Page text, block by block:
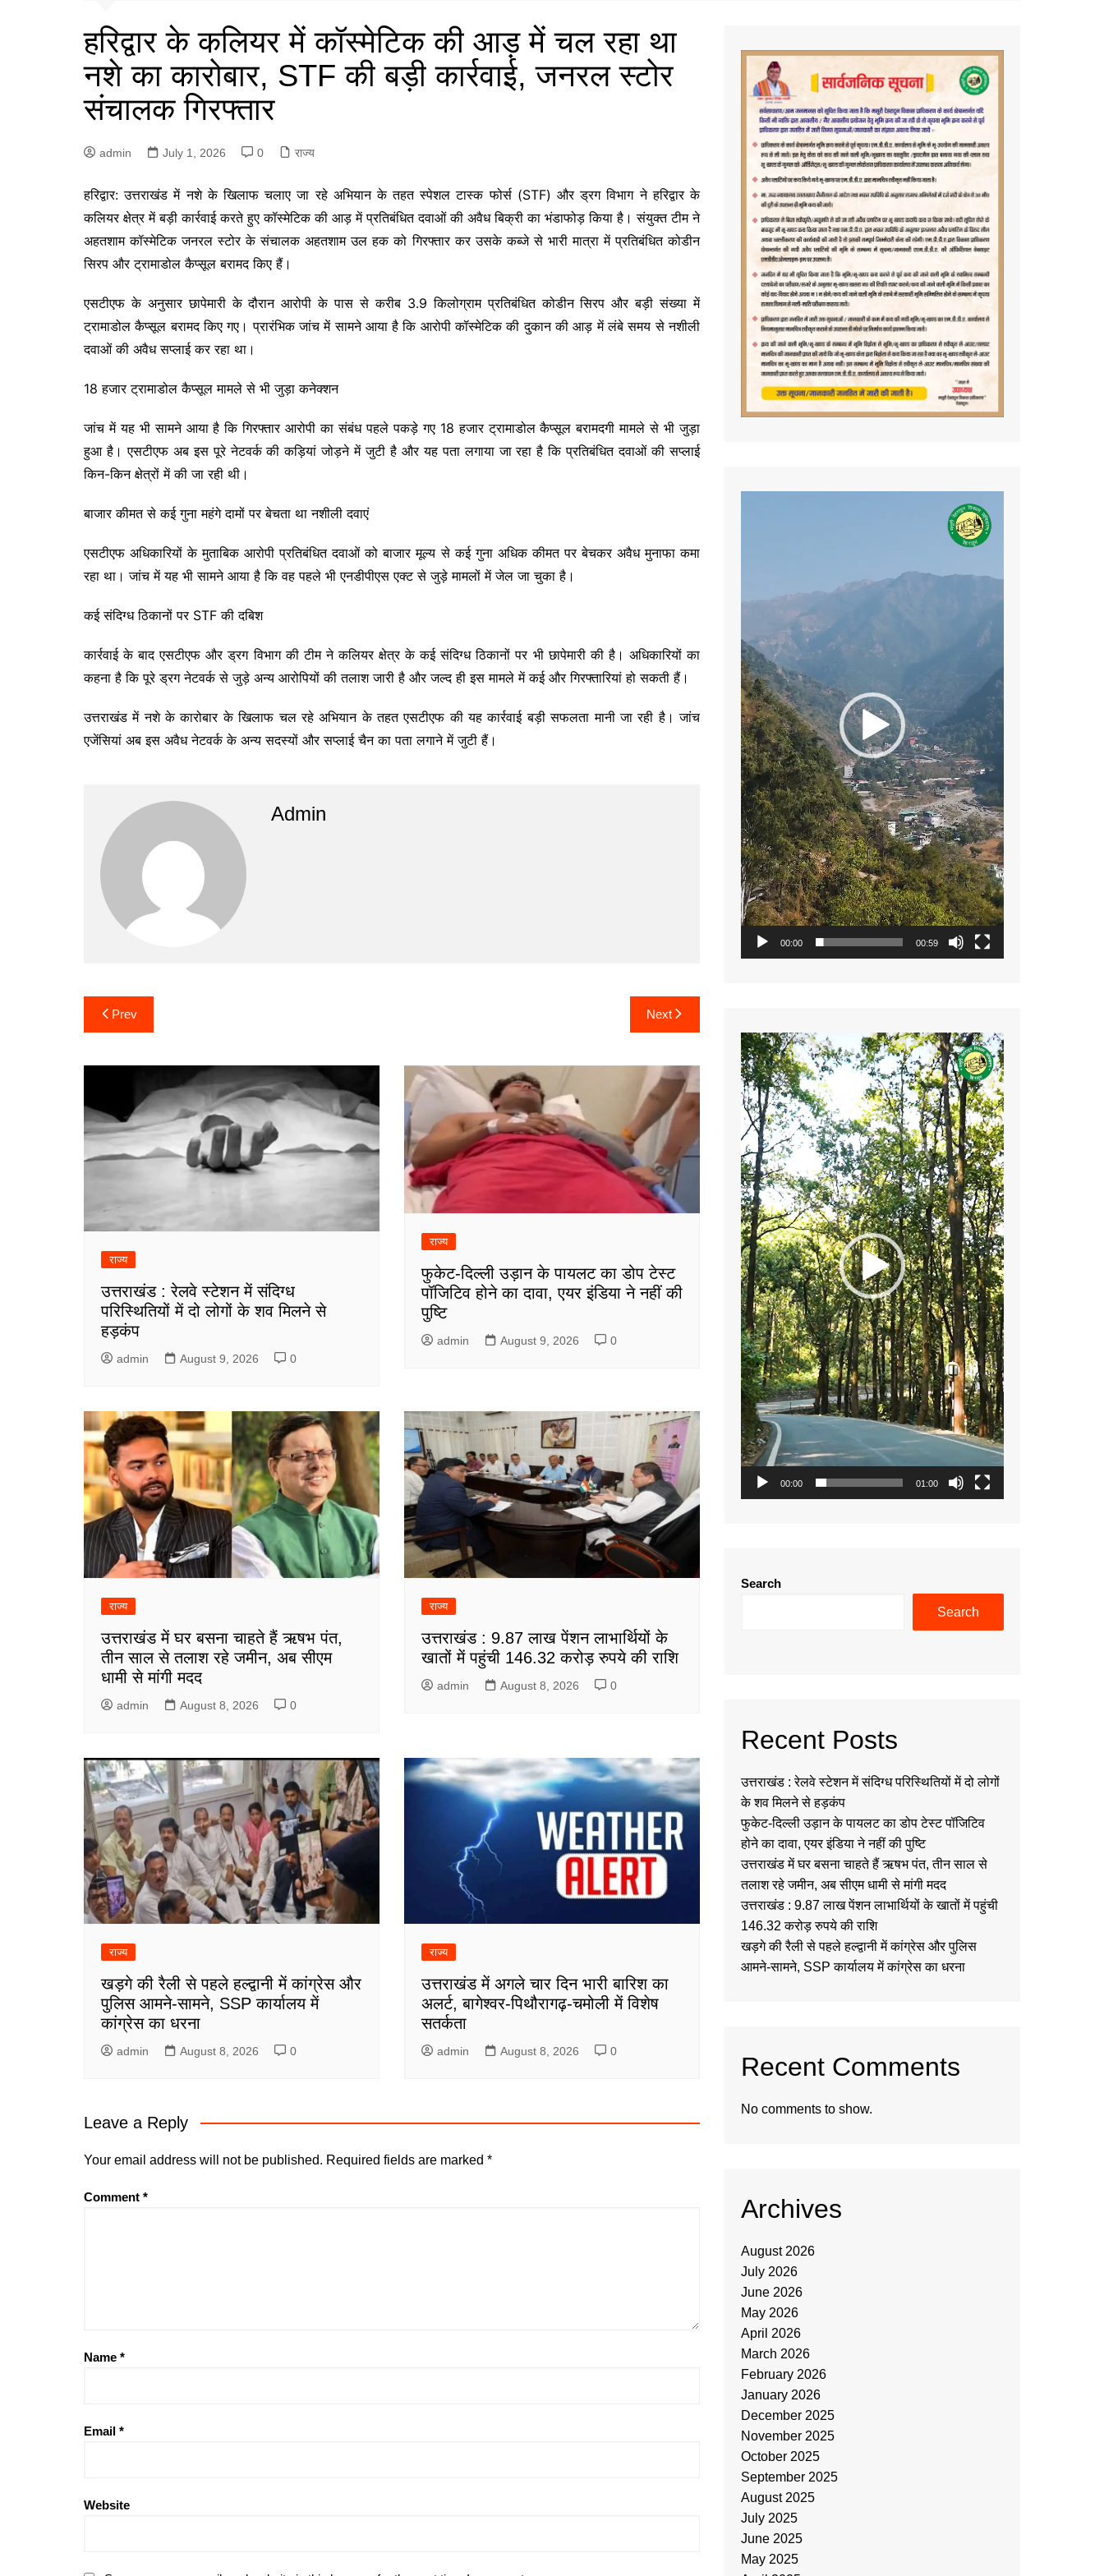
हरिद्वार के कलियर में कॉस्मेटिक की आड़ में चल रहा था
नशे का कारोबार, STF की बड़ी कार्रवाई, जनरल स्टोर
संचालक गिरफ्तार
admin July 1, 2026 0 राज्य
हरिद्वार: उत्तराखंड में नशे के खिलाफ चलाए जा रहे अभियान के तहत स्पेशल टास्क फोर्स (STF) और ड्रग विभाग ने हरिद्वार के
कलियर क्षेत्र में बड़ी कार्रवाई करते हुए कॉस्मेटिक की आड़ में प्रतिबंधित दवाओं की अवैध बिक्री का भंडाफोड़ किया है। संयुक्त टीम ने
अहतशाम कॉस्मेटिक जनरल स्टोर के संचालक अहतशाम उल हक को गिरफ्तार कर उसके कब्जे से भारी मात्रा में प्रतिबंधित कोडीन
सिरप और ट्रामाडोल कैप्सूल बरामद किए हैं।
एसटीएफ के अनुसार छापेमारी के दौरान आरोपी के पास से करीब 3.9 किलोग्राम प्रतिबंधित कोडीन सिरप और बड़ी संख्या में
ट्रामाडोल कैप्सूल बरामद किए गए। प्रारंभिक जांच में सामने आया है कि आरोपी कॉस्मेटिक की दुकान की आड़ में लंबे समय से नशीली
दवाओं की अवैध सप्लाई कर रहा था।
18 हजार ट्रामाडोल कैप्सूल मामले से भी जुड़ा कनेक्शन
जांच में यह भी सामने आया है कि गिरफ्तार आरोपी का संबंध पहले पकड़े गए 18 हजार ट्रामाडोल कैप्सूल बरामदगी मामले से भी जुड़ा
हुआ है। एसटीएफ अब इस पूरे नेटवर्क की कड़ियां जोड़ने में जुटी है और यह पता लगाया जा रहा है कि प्रतिबंधित दवाओं की सप्लाई
किन-किन क्षेत्रों में की जा रही थी।
बाजार कीमत से कई गुना महंगे दामों पर बेचता था नशीली दवाएं
एसटीएफ अधिकारियों के मुताबिक आरोपी प्रतिबंधित दवाओं को बाजार मूल्य से कई गुना अधिक कीमत पर बेचकर अवैध मुनाफा कमा
रहा था। जांच में यह भी सामने आया है कि वह पहले भी एनडीपीएस एक्ट से जुड़े मामलों में जेल जा चुका है।
कई संदिग्ध ठिकानों पर STF की दबिश
कार्रवाई के बाद एसटीएफ और ड्रग विभाग की टीम ने कलियर क्षेत्र के कई संदिग्ध ठिकानों पर भी छापेमारी की है। अधिकारियों का
कहना है कि पूरे ड्रग नेटवर्क से जुड़े अन्य आरोपियों की तलाश जारी है और जल्द ही इस मामले में कई और गिरफ्तारियां हो सकती हैं।
उत्तराखंड में नशे के कारोबार के खिलाफ चल रहे अभियान के तहत एसटीएफ की यह कार्रवाई बड़ी सफलता मानी जा रही है। जांच
एजेंसियां अब इस अवैध नेटवर्क के अन्य सदस्यों और सप्लाई चैन का पता लगाने में जुटी हैं।
Admin
Post
navigation
Prev Next
राज्य
उत्तराखंड : रेलवे स्टेशन में संदिग्ध
परिस्थितियों में दो लोगों के शव मिलने से
हड़कंप
admin August 9, 2026 0
राज्य
फुकेट-दिल्ली उड़ान के पायलट का डोप टेस्ट
पॉजिटिव होने का दावा, एयर इंडिया ने नहीं की
पुष्टि
admin August 9, 2026 0
राज्य
उत्तराखंड में घर बसना चाहते हैं ऋषभ पंत,
तीन साल से तलाश रहे जमीन, अब सीएम
धामी से मांगी मदद
admin August 8, 2026 0
राज्य
उत्तराखंड : 9.87 लाख पेंशन लाभार्थियों के
खातों में पहुंची 146.32 करोड़ रुपये की राशि
admin August 8, 2026 0
राज्य
खड़गे की रैली से पहले हल्द्वानी में कांग्रेस और
पुलिस आमने-सामने, SSP कार्यालय में
कांग्रेस का धरना
admin August 8, 2026 0
राज्य
उत्तराखंड में अगले चार दिन भारी बारिश का
अलर्ट, बागेश्वर-पिथौरागढ़-चमोली में विशेष
सतर्कता
admin August 8, 2026 0
Leave a Reply
Your email address will not be published. Required fields are marked *
Comment *
Name *
Email *
Website
00:00 00:59
Video
Player
00:00 01:00
Search
Search
Recent Posts
उत्तराखंड : रेलवे स्टेशन में संदिग्ध परिस्थितियों में दो लोगों
के शव मिलने से हड़कंप
फुकेट-दिल्ली उड़ान के पायलट का डोप टेस्ट पॉजिटिव
होने का दावा, एयर इंडिया ने नहीं की पुष्टि
उत्तराखंड में घर बसना चाहते हैं ऋषभ पंत, तीन साल से
तलाश रहे जमीन, अब सीएम धामी से मांगी मदद
उत्तराखंड : 9.87 लाख पेंशन लाभार्थियों के खातों में पहुंची
146.32 करोड़ रुपये की राशि
खड़गे की रैली से पहले हल्द्वानी में कांग्रेस और पुलिस
आमने-सामने, SSP कार्यालय में कांग्रेस का धरना
Recent Comments
No comments to show.
Archives
August 2026
July 2026
June 2026
May 2026
April 2026
March 2026
February 2026
January 2026
December 2025
November 2025
October 2025
September 2025
August 2025
July 2025
June 2025
May 2025